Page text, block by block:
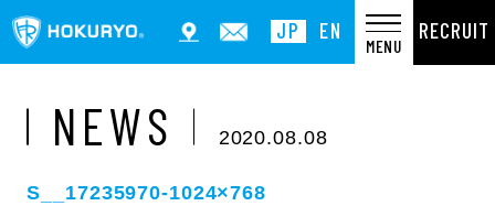
JP EN
MENU
RECRUIT
NEWS 2020.08.08
S__17235970-1024×768